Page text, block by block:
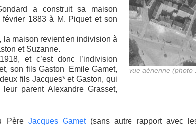
vue aérienne (photo
a construit sa maison
1883 à M. Piquet et son
la maison revient en indivision à
et Suzanne.
et c’est donc l’indivision
son fils Gaston, Emile Gamet,
fils Jacques* et Gaston, qui
parent Alexandre Grasset,
Père Jacques Gamet(sans autre rapport avec